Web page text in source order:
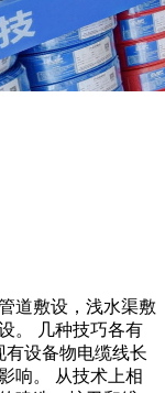
道敷设，浅水渠敷
。 几种技巧各有
设备物电缆线长
响。 从技术上相